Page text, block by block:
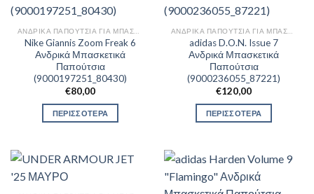
Nike Giannis Zoom Freak 6
Ανδρικά Μπασκετικά
Παπούτσια
(9000197251_80430)
€80,00
ΠΕΡΙΣΣΟΤΕΡΑ
adidas D.O.N. Issue 7
Ανδρικά Μπασκετικά
Παπούτσια
(9000236055_87221)
€120,00
ΠΕΡΙΣΣΟΤΕΡΑ